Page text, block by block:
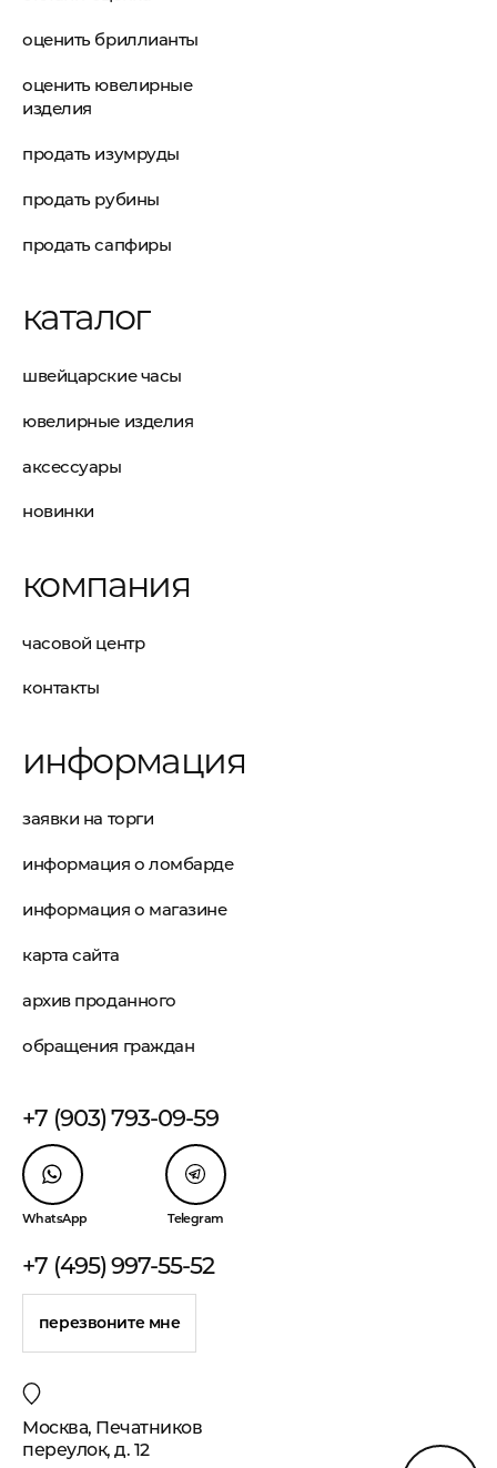
оценить бриллианты
оценить ювелирные
изделия
продать изумруды
продать рубины
продать сапфиры
каталог
швейцарские часы
ювелирные изделия
аксессуары
новинки
компания
часовой центр
контакты
информация
заявки на торги
информация о ломбарде
информация о магазине
карта сайта
архив проданного
обращения граждан
+7 (903) 793-09-59
WhatsApp Telegram
+7 (495) 997-55-52
перезвоните мне
Москва, Печатников
переулок, д. 12